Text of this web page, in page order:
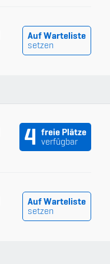
Auf Warteliste
setzen
4 freie Plätze
verfügbar
Auf Warteliste
setzen